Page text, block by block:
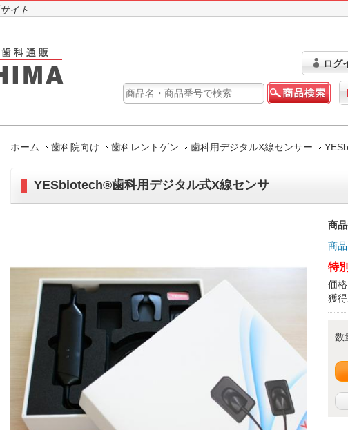
イト
ログ
ホーム 歯科院向け 歯科レントゲン 歯科用デジタルX線センサー
YESbiotech®歯科用デジタル式X線センサ
商品
商
特
価
獲
数